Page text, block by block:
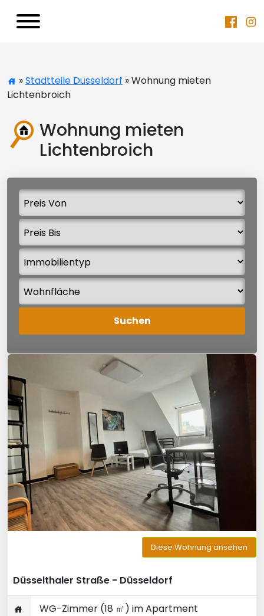
»Stadtteile Düsseldorf » Wohnung mieten
Lichtenbroich
Wohnung mieten
Lichtenbroich
Diese Wohnung ansehen
Düsselthaler Straße - Düsseldorf
WG-Zimmer (18 ㎡) im Apartment